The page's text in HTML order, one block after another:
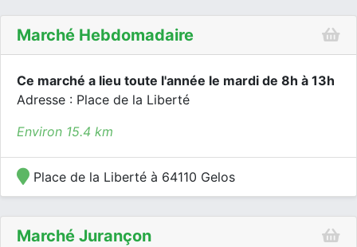
Marché Hebdomadaire
Ce marché a lieu toute l'année le mardi de 8h à 13h
Adresse : Place de la Liberté
Environ 15.4 km
Place de la Liberté à 64110 Gelos
Marché Jurançon